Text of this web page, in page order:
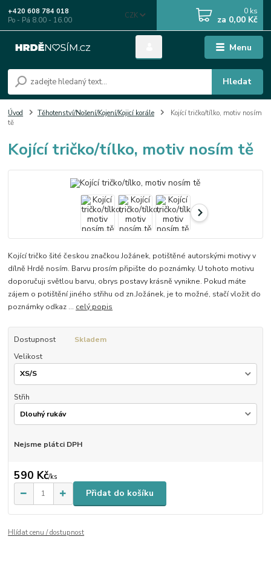
Menu
CZK
Hledat
+420 608 784 018
Po - Pá 8.00 - 16.00
0 ks
za 0,00 Kč
Úvod Těhotenství/Nošení/Kojení/Kojicí korále
Kojící tričko/tílko, motiv nosím
tě
Kojící tričko/tílko, motiv nosím tě
Kojící tričko šité českou značkou Jožánek, potištěné autorskými motivy v
dílně Hrdě nosím. Barvu prosím připište do poznámky. U tohoto motivu
doporučuji světlou barvu, obrys postavy krásně vynikne. Pokud máte
zájem o potištění jiného střihu od zn.Jožánek, je to možné, stačí vložit do
poznámky odkaz ... celý popis
Dostupnost
Skladem
Velikost
Střih
Nejsme plátci DPH
590 Kč/ks
Přidat do košíku
Hlídat cenu / dostupnost